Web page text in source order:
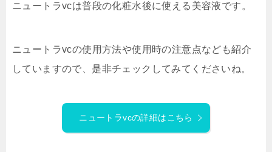
ニュートラvcは普段の化粧水後に使える美容液です。
ニュートラvcの使用方法や使用時の注意点なども紹介
していますので、是非チェックしてみてくださいね。
ニュートラvcの詳細はこちら